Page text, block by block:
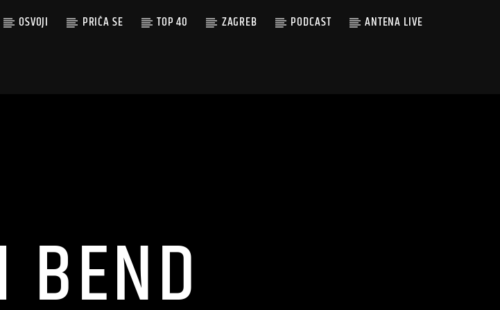
OSVOJI PRIČA SE TOP 40 ZAGREB PODCAST ANTENA LIVE
BEND